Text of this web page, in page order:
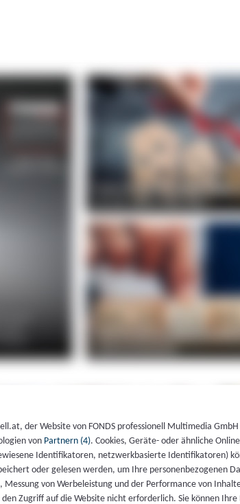
der Website von FONDS professionell Multimedia
von Partnern (4). Cookies, Geräte- oder ähnliche
Identifikatoren, netzwerkbasierte Identifikatoren)
oder gelesen werden, um Ihre personenbezogenen
von Werbeleistung und der Performance von
Zugriff auf die Website nicht erforderlich. Sie können